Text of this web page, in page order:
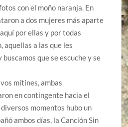
con el moño naranja. En
a dos mujeres más aparte
por ellas y por todas
aquellas a las que les
que se escuche y se
mítines, ambas
en contingente hacia el
momentos hubo un
ambos días, la Canción Sin